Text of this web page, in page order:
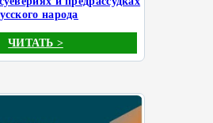
народа
ЧИТАТЬ >